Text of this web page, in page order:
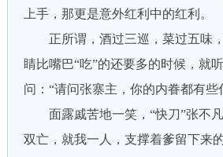
上手，那更是意外红利中的红利。
正所谓，酒过三巡，菜过五味，
睛比嘴巴“吃”的还要多的时候，就
问：“请问张寨主，你的内眷都有些
面露戚苦地一笑，“快刀”张不凡
双亡，就我一人，支撑着爹留下来